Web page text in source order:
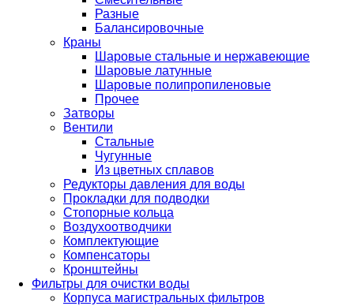
Разные
Балансировочные
Краны
Шаровые стальные и нержавеющие
Шаровые латунные
Шаровые полипропиленовые
Прочее
Затворы
Вентили
Стальные
Чугунные
Из цветных сплавов
Редукторы давления для воды
Прокладки для подводки
Стопорные кольца
Воздухоотводчики
Комплектующие
Компенсаторы
Кронштейны
Фильтры для очистки воды
Корпуса магистральных фильтров